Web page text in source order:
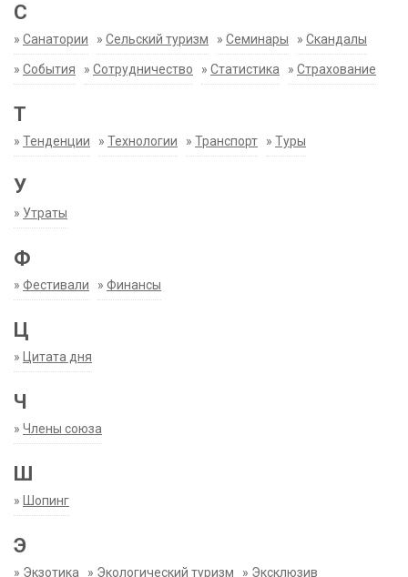
С
» Санатории » Сельский туризм » Семинары » Скандалы
» События » Сотрудничество » Статистика » Страхование
Т
» Тенденции » Технологии » Транспорт » Туры
У
» Утраты
Ф
» Фестивали » Финансы
Ц
» Цитата дня
Ч
» Члены союза
Ш
» Шопинг
Э
» Экзотика » Экологический туризм » Эксклюзив